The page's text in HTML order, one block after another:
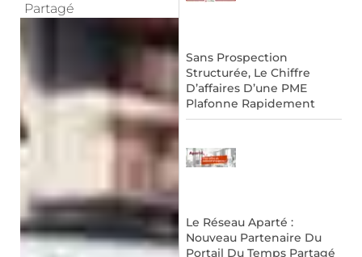
Partagé
Sans Prospection
Structurée, Le Chiffre
D’affaires D’une PME
Plafonne Rapidement
Le Réseau Aparté :
Nouveau Partenaire Du
Portail Du Temps Partagé